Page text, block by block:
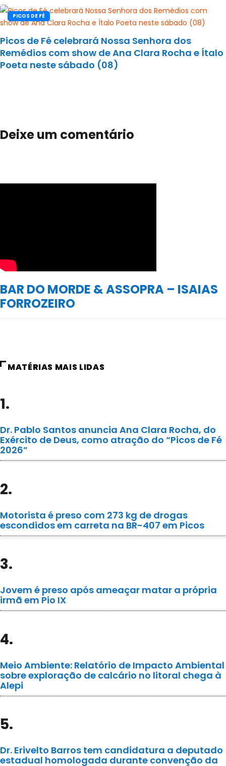
PICOS DE FÉ
Picos de Fé celebrará Nossa Senhora dos
Remédios com show de Ana Clara Rocha e Ítalo
Poeta neste sábado (08)
Deixe um comentário
BAR DO MORDE & ASSOPRA – ISAIAS
FORROZEIRO
MATÉRIAS MAIS LIDAS
1.
Dr. Pablo Santos anuncia Ana Clara Rocha, do
Exército de Deus, como atração do “Picos de Fé
2026”
2.
Motorista é preso com 273 kg de drogas
escondidos em carreta na BR-407 em Picos
3.
Jovem é preso após ameaçar matar a própria
irmã em Pio IX
4.
Meio Ambiente: Relatório de Impacto Ambiental
sobre exploração de calcário no litoral chega à
Alepi
5.
Dr. Erivelto Barros tem candidatura a deputado
estadual homologada durante convenção da